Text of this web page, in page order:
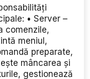
• Server –
comenzile,
meniul,
preparate,
mâncarea și
gestionează